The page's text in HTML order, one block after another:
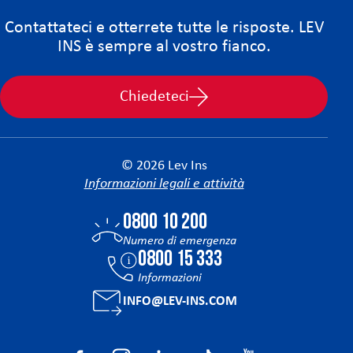
Contattateci e otterrete tutte le risposte. LEV
INS è sempre al vostro fianco.
Chiedeteci
© 2026 Lev Ins
Informazioni legali e attività
0800 10 200
Numero di emergenza
0800 15 333
Informazioni
INFO@LEV-INS.COM